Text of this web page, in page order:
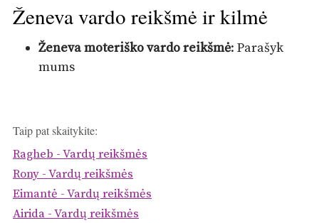
Ženeva vardo reikšmė ir kilmė
Ženeva moteriško vardo reikšmė: Parašyk
mums
Taip pat skaitykite:
Ragheb - Vardų reikšmės
Rony - Vardų reikšmės
Eimantė - Vardų reikšmės
Airida - Vardų reikšmės